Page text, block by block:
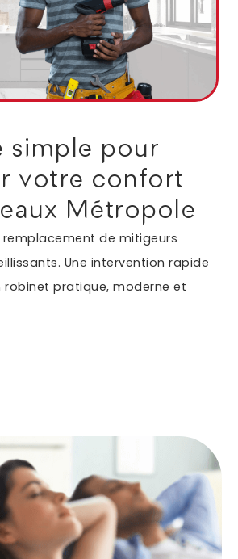
simple pour
votre confort
Métropole
remplacement de mitigeurs
Une intervention rapide
robinet pratique, moderne et
de bricolage
du besoin
ce formulaire, j'accepte que les
soient exploitées dans le cadre